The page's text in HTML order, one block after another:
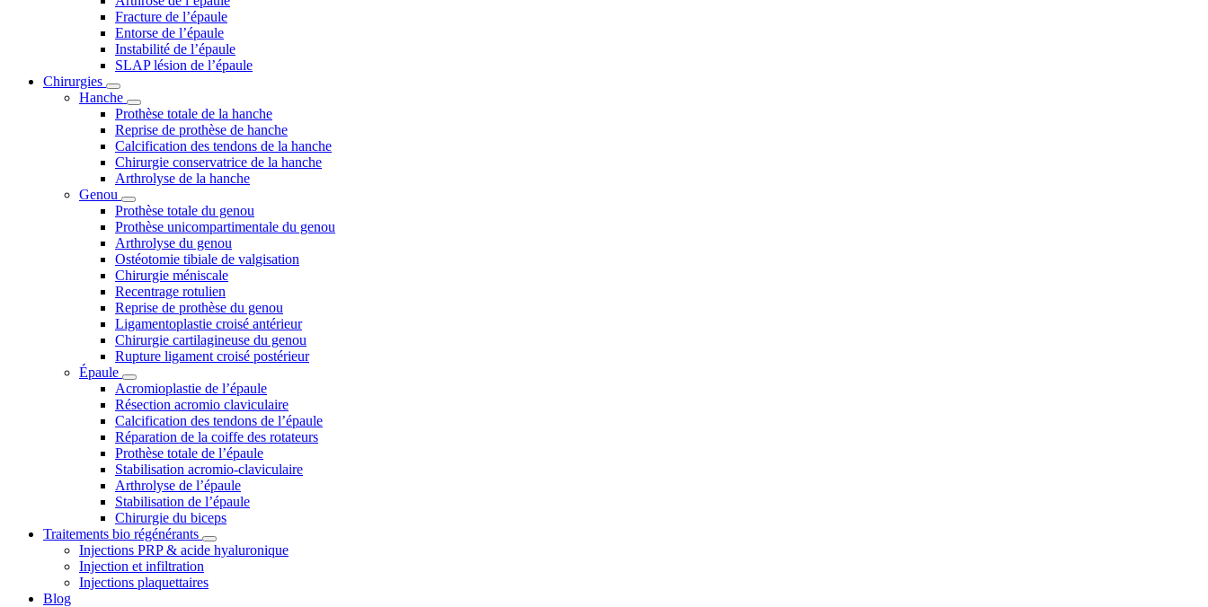
Fracture de l’épaule
Entorse de l’épaule
Instabilité de l’épaule
SLAP lésion de l’épaule
Chirurgies
Hanche
Prothèse totale de la hanche
Reprise de prothèse de hanche
Calcification des tendons de la hanche
Chirurgie conservatrice de la hanche
Arthrolyse de la hanche
Genou
Prothèse totale du genou
Prothèse unicompartimentale du genou
Arthrolyse du genou
Ostéotomie tibiale de valgisation
Chirurgie méniscale
Recentrage rotulien
Reprise de prothèse du genou
Ligamentoplastie croisé antérieur
Chirurgie cartilagineuse du genou
Rupture ligament croisé postérieur
Épaule
Acromioplastie de l’épaule
Résection acromio claviculaire
Calcification des tendons de l’épaule
Réparation de la coiffe des rotateurs
Prothèse totale de l’épaule
Stabilisation acromio-claviculaire
Arthrolyse de l’épaule
Stabilisation de l’épaule
Chirurgie du biceps
Traitements bio régénérants
Injections PRP & acide hyaluronique
Injection et infiltration
Injections plaquettaires
Blog